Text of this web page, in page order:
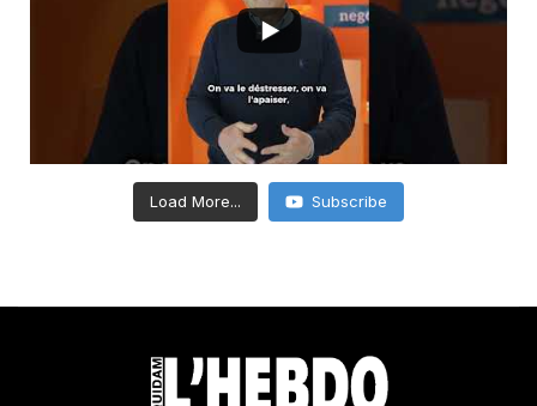
Load More... Subscribe